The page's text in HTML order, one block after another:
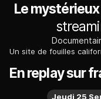
Le
En replay sur
Jeudi 25